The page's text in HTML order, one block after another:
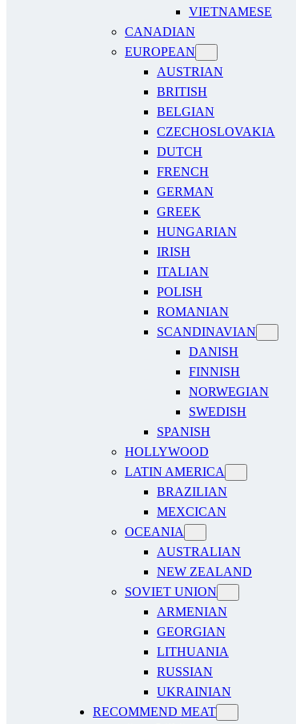
VIETNAMESE
CANADIAN
EUROPEAN
AUSTRIAN
BRITISH
BELGIAN
CZECHOSLOVAKIA
DUTCH
FRENCH
GERMAN
GREEK
HUNGARIAN
IRISH
ITALIAN
POLISH
ROMANIAN
SCANDINAVIAN
DANISH
FINNISH
NORWEGIAN
SWEDISH
SPANISH
HOLLYWOOD
LATIN AMERICA
BRAZILIAN
MEXCICAN
OCEANIA
AUSTRALIAN
NEW ZEALAND
SOVIET UNION
ARMENIAN
GEORGIAN
LITHUANIA
RUSSIAN
UKRAINIAN
RECOMMEND MEAT